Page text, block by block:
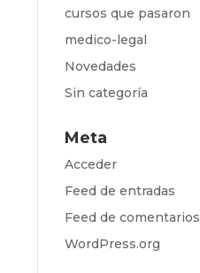
cursos que pasaron
medico-legal
Novedades
Sin categoría
Meta
Acceder
Feed de entradas
Feed de comentarios
WordPress.org